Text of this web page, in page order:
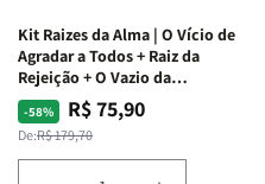
Kit Raizes da Alma | O Vício de
Agradar a Todos + Raiz da
Rejeição + O Vazio da
Insatisfação.
-58%
Preço
normal
De:R$ 179,70
Preço
promocional
R$ 75,90